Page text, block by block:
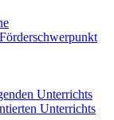
Unterrichts
Unterrichts